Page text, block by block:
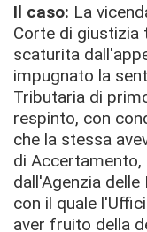
Il caso: La
Corte di giustizia
scaturita
impugnato la
Tributaria di
respinto, con
che la stessa
di Accertamento,
dall'Agenzia
con il quale
aver fruito della